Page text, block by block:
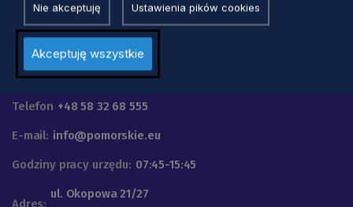
Urząd Marszałkowski
Województwa Pomorskiego
Telefon +48 58 32 68 555
E-mail: info@pomorskie.eu
Godziny pracy urzędu: 07:45-15:45
ul. Okopowa 21/27
Nie akceptuję Ustawienia pików cookies
Akceptuję wszystkie